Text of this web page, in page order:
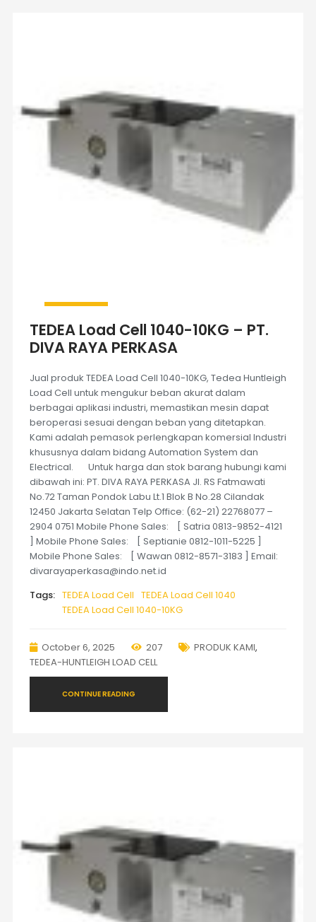
TEDEA Load Cell 1040-10KG – PT.
DIVA RAYA PERKASA
Jual produk TEDEA Load Cell 1040-10KG, Tedea Huntleigh
Load Cell untuk mengukur beban akurat dalam
berbagai aplikasi industri, memastikan mesin dapat
beroperasi sesuai dengan beban yang ditetapkan.
Kami adalah pemasok perlengkapan komersial Industri
khususnya dalam bidang Automation System dan
Electrical. Untuk harga dan stok barang hubungi kami
dibawah ini: PT. DIVA RAYA PERKASA Jl. RS Fatmawati
No.72 Taman Pondok Labu Lt.1 Blok B No.28 Cilandak
12450 Jakarta Selatan Telp Office: (62-21) 22768077 –
2904 0751 Mobile Phone Sales: [ Satria 0813-9852-4121
] Mobile Phone Sales: [ Septianie 0812-1011-5225 ]
Mobile Phone Sales: [ Wawan 0812-8571-3183 ] Email:
divarayaperkasa@indo.net.id
Tags: TEDEA Load Cell TEDEA Load Cell 1040
TEDEA Load Cell 1040-10KG
October 6, 2025 207 PRODUK KAMI,
TEDEA-HUNTLEIGH LOAD CELL
CONTINUE READING